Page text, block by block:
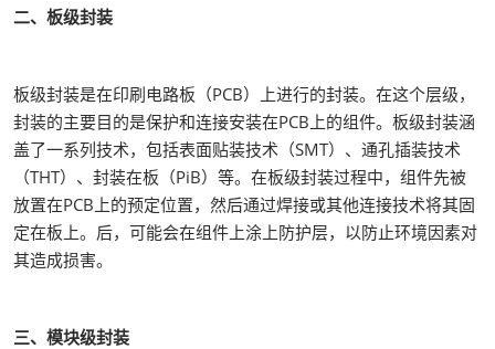
二、板级封装
板级封装是在印刷电路板（PCB）上进行的封装。在这个层级，
封装的主要目的是保护和连接安装在PCB上的组件。板级封装涵
盖了一系列技术，包括表面贴装技术（SMT）、通孔插装技术
（THT）、封装在板（PiB）等。在板级封装过程中，组件先被
放置在PCB上的预定位置，然后通过焊接或其他连接技术将其固
定在板上。后，可能会在组件上涂上防护层，以防止环境因素对
其造成损害。
三、模块级封装